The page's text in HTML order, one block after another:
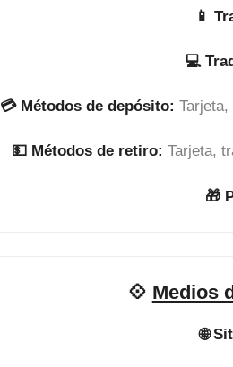
📱
💻
💳 Métodos de depósito:
💵​ Métodos de retiro: Tarjeta,
🎁
💠 Medios
🌐